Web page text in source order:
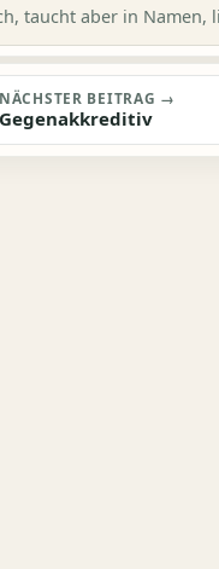
taucht aber in Namen,
NÄCHSTER BEITRAG →
Gegenakkreditiv